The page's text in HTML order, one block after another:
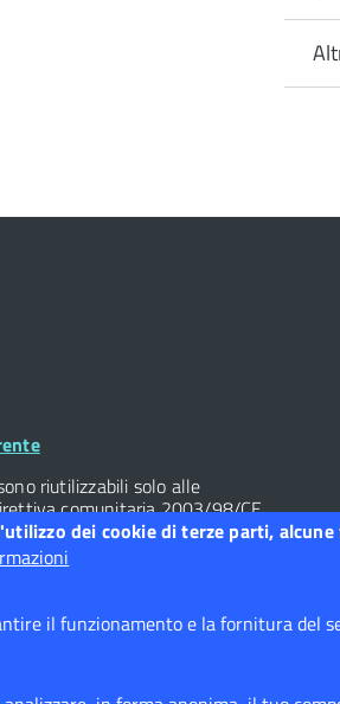
riutilizzabili solo alle
comunitaria 2003/98/CE
dei cookie di terze parti,
il funzionamento e la fornitura del